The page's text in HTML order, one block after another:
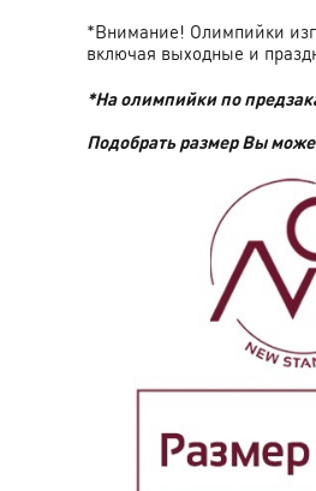
*Внимание! Олимпийки
включая выходные и
*На олимпийки по
Подобрать размер Вы